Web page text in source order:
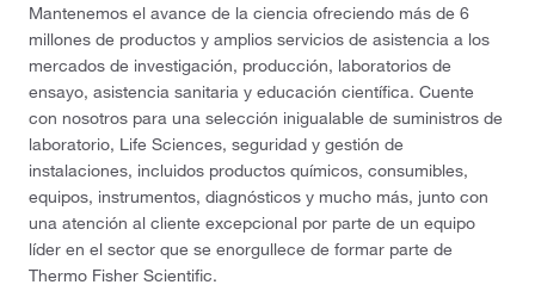
Mantenemos el avance de la ciencia ofreciendo más de 6
millones de productos y amplios servicios de asistencia a los
mercados de investigación, producción, laboratorios de
ensayo, asistencia sanitaria y educación científica. Cuente
con nosotros para una selección inigualable de suministros de
laboratorio, Life Sciences, seguridad y gestión de
instalaciones, incluidos productos químicos, consumibles,
equipos, instrumentos, diagnósticos y mucho más, junto con
una atención al cliente excepcional por parte de un equipo
líder en el sector que se enorgullece de formar parte de
Thermo Fisher Scientific.